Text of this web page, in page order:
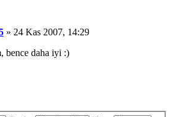
» 24 Kas 2007, 14:29
bence daha iyi :)